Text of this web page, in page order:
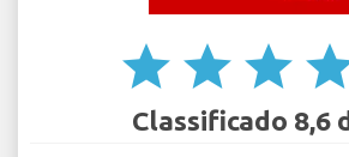
star star star
Classificado 8,6